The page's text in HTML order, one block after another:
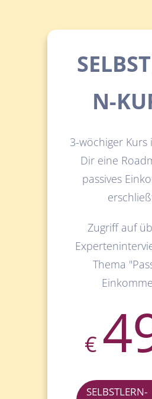
N-
3-wöchiger Kurs
Dir eine
passives
er
Zugriff auf
Thema
€
SELBSTLERN-